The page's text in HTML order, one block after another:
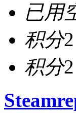
已用
积分2
积分2